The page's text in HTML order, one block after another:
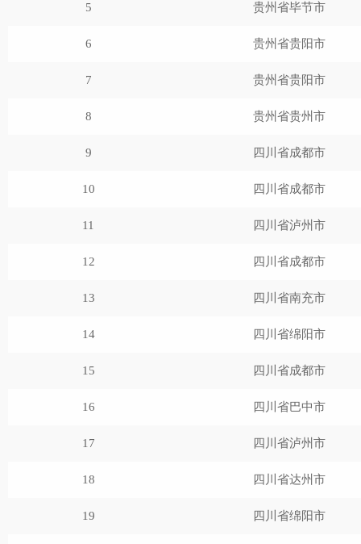
5 贵州省毕节市
6 贵州省贵阳市
7 贵州省贵阳市
8 贵州省贵州市
9 四川省成都市
10 四川省成都市
11 四川省泸州市
12 四川省成都市
13 四川省南充市
14 四川省绵阳市
15 四川省成都市
16 四川省巴中市
17 四川省泸州市
18 四川省达州市
19 四川省绵阳市